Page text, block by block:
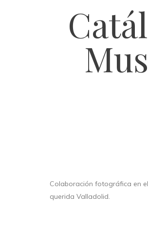
Colaboración fotográfica en
querida Valladolid.